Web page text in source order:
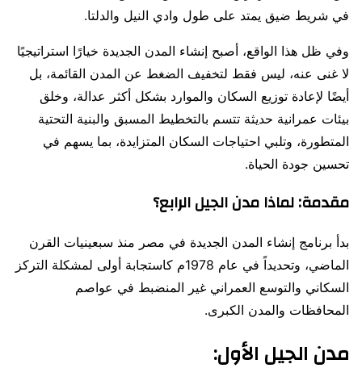
في شريط ضيق يمتد على طول وادي النيل والدلتا.
وفي ظل هذا الواقع، أصبح إنشاء المدن الجديدة خيارًا استراتيجيًا
لا غنى عنه، ليس فقط لتخفيف الضغط عن المدن القائمة، بل
أيضًا لإعادة توزيع السكان والموارد بشكل أكثر عدالة، وخلق
بيئات عمرانية حديثة تتسم بالتخطيط المسبق والبنية التحتية
المتطورة، وتلبي احتياجات السكان المتزايدة، بما يسهم في
تحسين جودة الحياة.
مقدمة: لماذا مدن الجيل الرابع؟
بدأ برنامج إنشاء المدن الجديدة في مصر منذ سبعينيات القرن
الماضي، وتحديداً في عام 1978م كاستجابة أولى لمشكلة التركز
السكاني والتوسع العمراني غير المنضبط في عواصم
المحافظات والمدن الكبرى.
مدن الجيل الأول: